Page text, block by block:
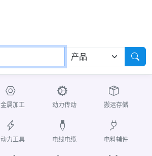
金属加工 动力传动 搬运存储
动力工具 电线电缆 电料辅件